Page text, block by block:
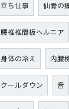
立ち仕事 仙骨の
腰椎椎間板ヘルニア
身体の冷え 内臓
クールダウン 音